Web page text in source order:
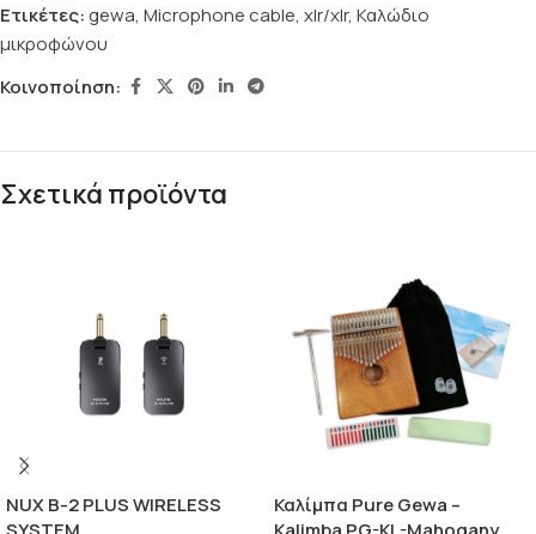
Ετικέτες:gewa, Microphone cable, xlr/xlr, Καλώδιο
μικροφώνου
Κοινοποίηση:
Σχετικά προϊόντα
NUX B-2 PLUS WIRELESS
Καλίμπα Pure Gewa –